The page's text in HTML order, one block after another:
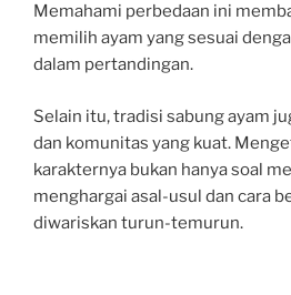
Memahami perbedaan ini
memilih ayam yang sesuai
dalam pertandingan.
Selain itu, tradisi sabung ayam
dan komunitas yang kuat.
karakternya bukan hanya soal
menghargai asal-usul dan cara
diwariskan turun-temurun.